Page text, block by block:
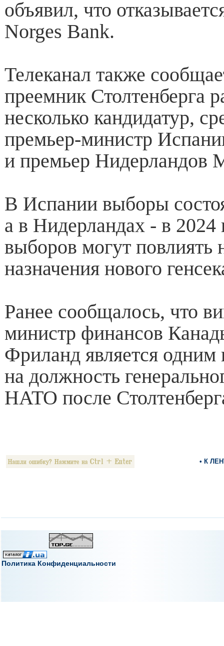
объявил, что
Norges Bank.
Телеканал также
преемник Столтенберга
несколько кандидатур,
премьер-министр
и премьер Нидерландов
В Испании выборы
а в Нидерландах - в 2024
выборов могут повлиять
назначения нового
Ранее сообщалось, что
министр финансов
Фриланд является одним
на должность
НАТО после
• К
Политика Конфиденциальности